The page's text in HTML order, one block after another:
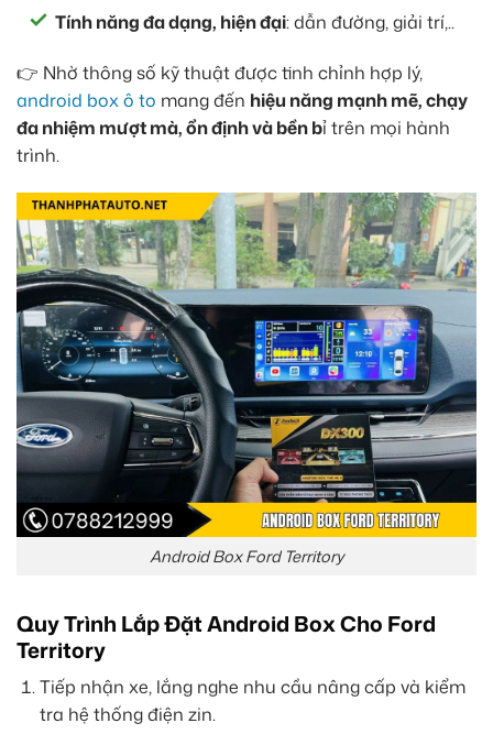
Tính năng đa dạng, hiện đại: dẫn đường, giải trí,..
👉 Nhờ thông số kỹ thuật được tinh chỉnh hợp lý,
android box ô to mang đến hiệu năng mạnh mẽ, chạy
đa nhiệm mượt mà, ổn định và bền bỉ trên mọi hành
trình.
Android Box Ford Territory
Quy Trình Lắp Đặt Android Box Cho Ford
Territory
Tiếp nhận xe, lắng nghe nhu cầu nâng cấp và kiểm
tra hệ thống điện zin.